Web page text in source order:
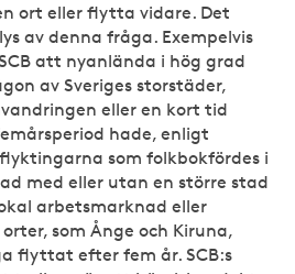
ort eller flytta vidare. Det
av denna fråga. Exempelvis
att nyanlända i hög grad
av Sveriges storstäder,
eller en kort tid
hade, enligt
som folkbokfördes i
med eller utan en större stad
arbetsmarknad eller
som Ånge och Kiruna,
flyttat efter fem år. SCB:s